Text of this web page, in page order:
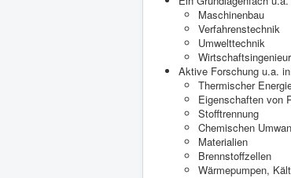
Maschinenbau
Verfahrenstechnik
Umwelttechnik
Aktive Forschung u.a.
Thermischer
Eigenschaften von
Stofftrennung
Chemischen
Materialien
Brennstoffzellen
Wärmepumpen,